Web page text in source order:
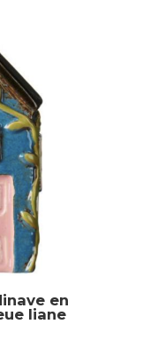
en
liane